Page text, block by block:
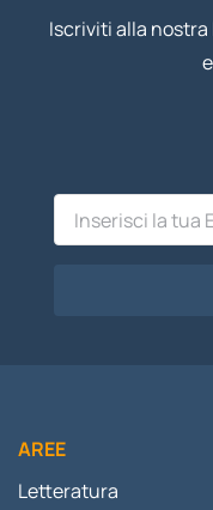
Iscriviti alla
AREE
Letteratura